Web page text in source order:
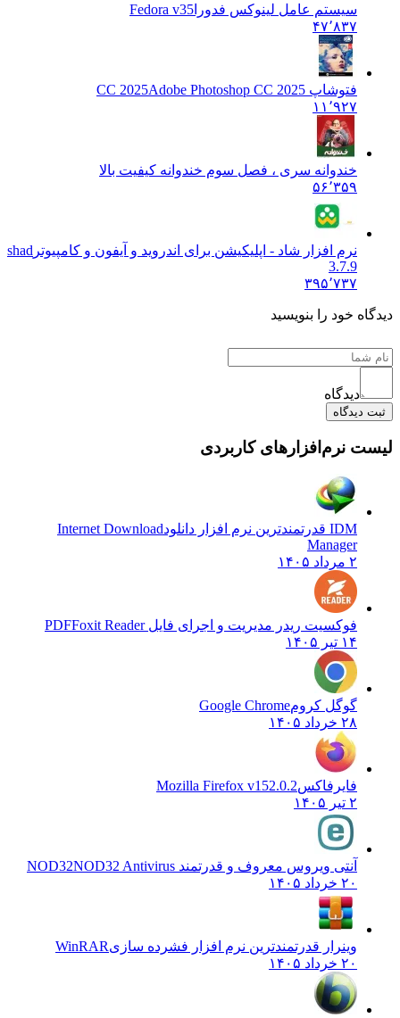
سیستم عامل لینوکس فدورا Fedora v35
۴۷٬۸۳۷
فتوشاپ CC 2025 Adobe Photoshop CC 2025
۱۱٬۹۲۷
خندوانه سری ، فصل سوم خندوانه کیفیت بالا
۵۶٬۳۵۹
نرم افزار شاد - اپلیکیشن برای اندروید و آیفون و کامپیوتر shad
3.7.9
۳۹۵٬۷۳۷
دیدگاه خود را بنویسید
دیدگاه
ثبت دیدگاه
لیست نرم‌افزارهای کاربردی
IDM قدرتمندترین نرم افزار دانلود
Internet Download
Manager
۲ مرداد ۱۴۰۵
فوکسیت ریدر مدیریت و اجرای فایل PDFFoxit Reader
۱۴ تیر ۱۴۰۵
گوگل کرومGoogle Chrome
۲۸ خرداد ۱۴۰۵
فایرفاکسMozilla Firefox v152.0.2
۲ تیر ۱۴۰۵
آنتی ویروس معروف و قدرتمند NOD32 NOD32 Antivirus
۲۰ خرداد ۱۴۰۵
وینرار قدرتمندترین نرم افزار فشرده سازیWinRAR
۲۰ خرداد ۱۴۰۵